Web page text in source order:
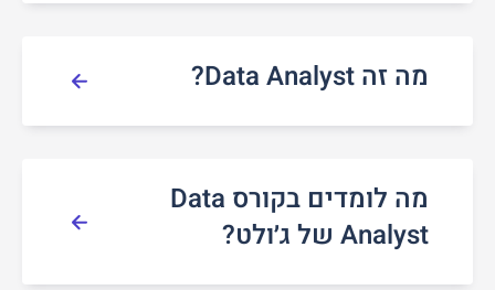
מה זה Data Analyst?
מה לומדים בקורס Data
Analyst של ג׳ולט?